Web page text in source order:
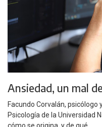
Ansiedad, un mal
Facundo Corvalán, psicólogo
Psicología de la Universidad